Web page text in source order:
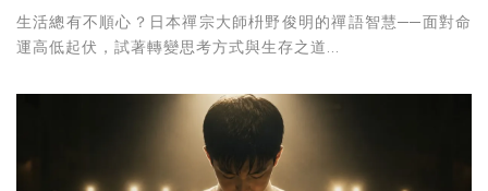
生活總有不順心？日本禪宗大師枡野俊明的禪語智慧──面對命
運高低起伏，試著轉變思考方式與生存之道...